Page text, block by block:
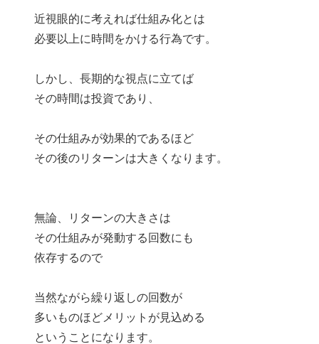
近視眼的に考えれば仕組み化とは
必要以上に時間をかける行為です。
しかし、長期的な視点に立てば
その時間は投資であり、
その仕組みが効果的であるほど
その後のリターンは大きくなります。
無論、リターンの大きさは
その仕組みが発動する回数にも
依存するので
当然ながら繰り返しの回数が
多いものほどメリットが見込める
ということになります。